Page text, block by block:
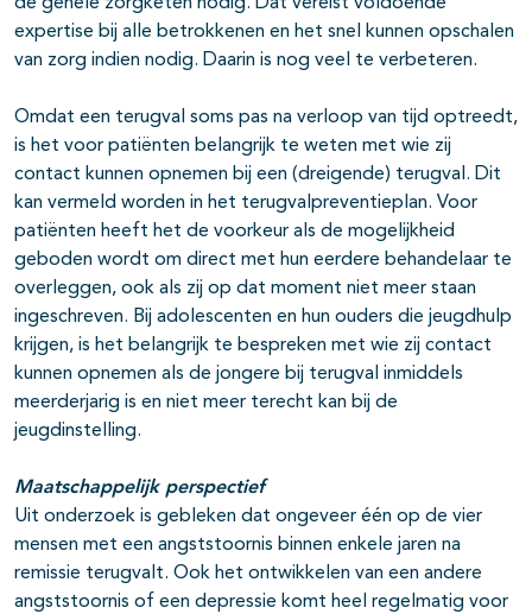
expertise bij alle betrokkenen en het snel kunnen opschalen
van zorg indien nodig. Daarin is nog veel te verbeteren.
Omdat een terugval soms pas na verloop van tijd optreedt,
is het voor patiënten belangrijk te weten met wie zij
contact kunnen opnemen bij een (dreigende) terugval. Dit
kan vermeld worden in het terugvalpreventieplan. Voor
patiënten heeft het de voorkeur als de mogelijkheid
geboden wordt om direct met hun eerdere behandelaar te
overleggen, ook als zij op dat moment niet meer staan
ingeschreven. Bij adolescenten en hun ouders die jeugdhulp
krijgen, is het belangrijk te bespreken met wie zij contact
kunnen opnemen als de jongere bij terugval inmiddels
meerderjarig is en niet meer terecht kan bij de
jeugdinstelling.
Maatschappelijk perspectief
Uit onderzoek is gebleken dat ongeveer één op de vier
mensen met een angststoornis binnen enkele jaren na
remissie terugvalt. Ook het ontwikkelen van een andere
angststoornis of een depressie komt heel regelmatig voor